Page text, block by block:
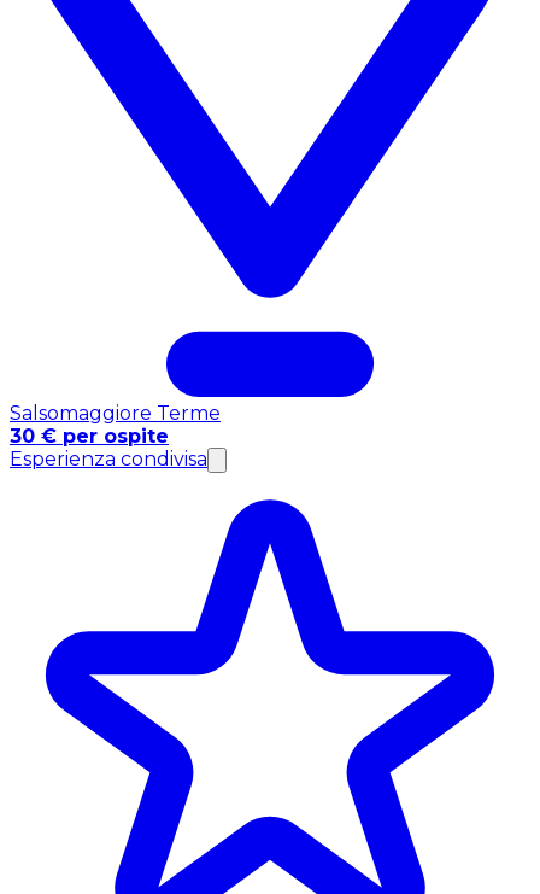
Salsomaggiore Terme
30 € per ospite
Esperienza condivisa